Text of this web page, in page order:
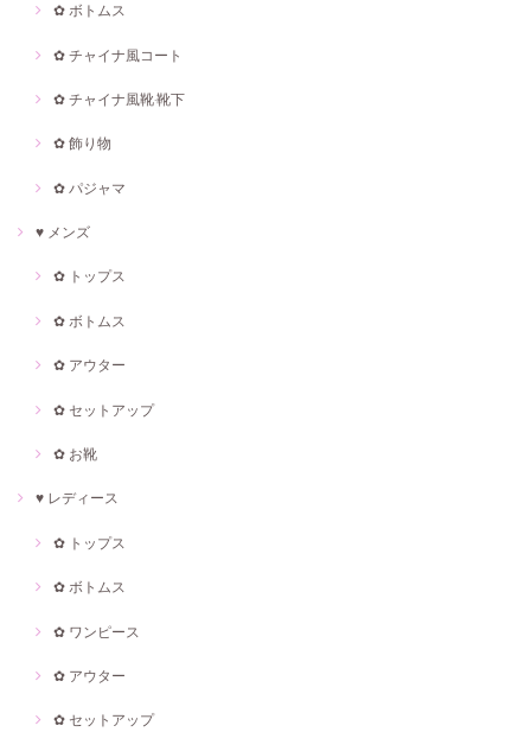
✿ ボトムス
✿ チャイナ風コート
✿ チャイナ風靴·靴下
✿ 飾り物
✿ パジャマ
♥ メンズ
✿ トップス
✿ ボトムス
✿ アウター
✿ セットアップ
✿ お靴
♥ レディース
✿ トップス
✿ ボトムス
✿ ワンピース
✿ アウター
✿ セットアップ